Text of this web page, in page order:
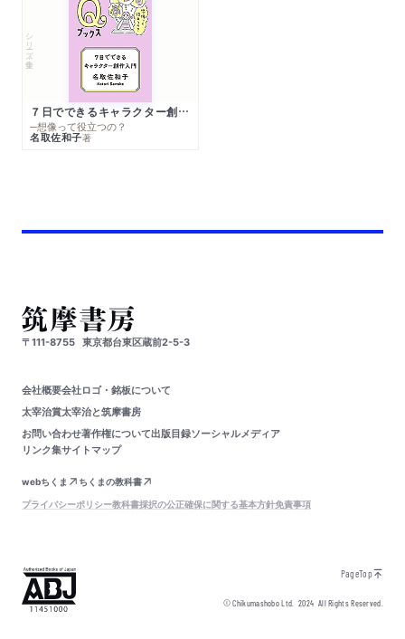
シリーズ・全集
７日でできるキャラクター創作入門
─想像って役立つの？
名取佐和子著
〒111-8755 東京都台東区蔵前2-5-3
会社概要会社ロゴ・銘板について
太宰治賞太宰治と筑摩書房
お問い合わせ著作権について出版目録ソーシャルメディア
リンク集サイトマップ
webちくま
ちくまの教科書
プライバシーポリシー教科書採択の公正確保に関する基本方針免責事項
PageTop
© Chikumashobo Ltd.2024 All Rights Reserved.